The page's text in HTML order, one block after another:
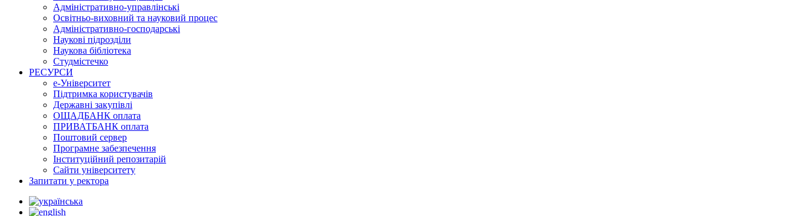
Адміністративно-управлінські
Освітньо-виховний та науковий процес
Адміністративно-господарські
Наукові підрозділи
Наукова бібліотека
Студмістечко
РЕСУРСИ
е-Університет
Підтримка користувачів
Державні закупівлі
ОЩАДБАНК оплата
ПРИВАТБАНК оплата
Поштовий сервер
Програмне забезпечення
Інституційний репозитарій
Сайти університету
Запитати у ректора